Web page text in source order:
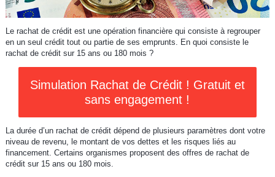
Le rachat de crédit est une opération financière qui consiste à regrouper
en un seul crédit tout ou partie de ses emprunts. En quoi consiste le
rachat de crédit sur 15 ans ou 180 mois ?
Simulation Rachat de Crédit ! Gratuit et
sans engagement !
La durée d’un rachat de crédit dépend de plusieurs paramètres dont votre
niveau de revenu, le montant de vos dettes et les risques liés au
financement. Certains organismes proposent des offres de rachat de
crédit sur 15 ans ou 180 mois.